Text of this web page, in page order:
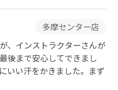
多摩センター店
、インストラクターさんが
後まで安心してできまし
いい汗をかきました。まず